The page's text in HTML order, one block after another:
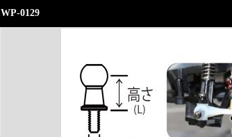
WP-0129